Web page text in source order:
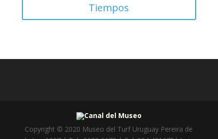
Tiempos
Canal del Museo
Copyright © 2020 Museo del Turf Uruguay Pereira de